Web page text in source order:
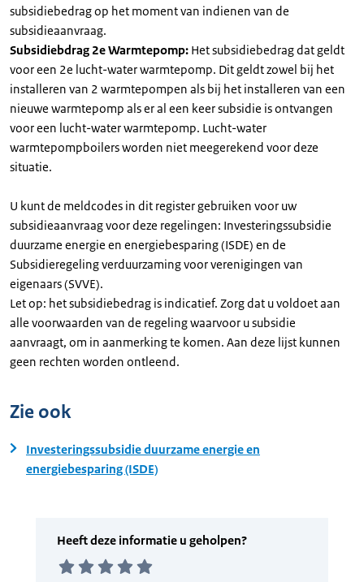
subsidiebedrag op het moment van indienen van de
subsidieaanvraag.
Subsidiebdrag 2e Warmtepomp: Het subsidiebedrag dat geldt
voor een 2e lucht-water warmtepomp. Dit geldt zowel bij het
installeren van 2 warmtepompen als bij het installeren van een
nieuwe warmtepomp als er al een keer subsidie is ontvangen
voor een lucht-water warmtepomp. Lucht-water
warmtepompboilers worden niet meegerekend voor deze
situatie.
U kunt de meldcodes in dit register gebruiken voor uw
subsidieaanvraag voor deze regelingen: Investeringssubsidie
duurzame energie en energiebesparing (ISDE) en de
Subsidieregeling verduurzaming voor verenigingen van
eigenaars (SVVE).
Let op: het subsidiebedrag is indicatief. Zorg dat u voldoet aan
alle voorwaarden van de regeling waarvoor u subsidie
aanvraagt, om in aanmerking te komen. Aan deze lijst kunnen
geen rechten worden ontleend.
Zie ook
Investeringssubsidie duurzame energie en
energiebesparing (ISDE)